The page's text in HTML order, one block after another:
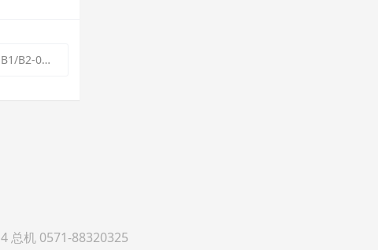
调查报告公示
总机 0571-88320325